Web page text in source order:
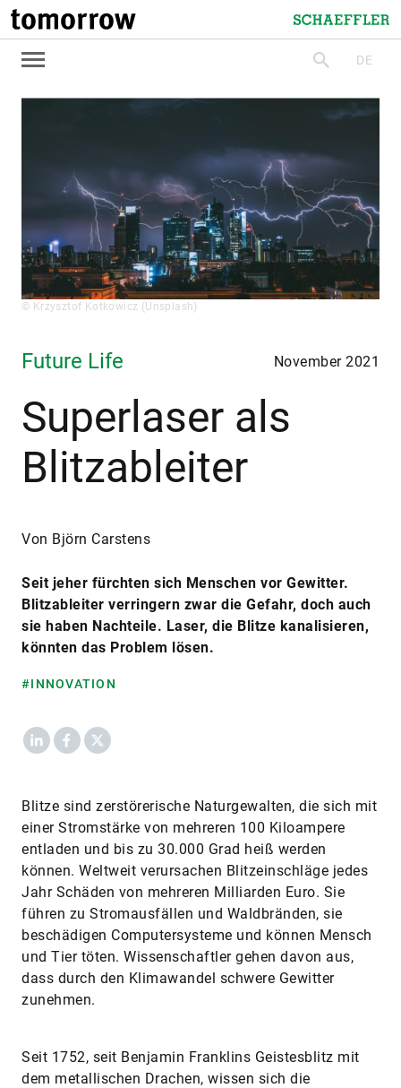
tomorrow
Schaeffler
suchenDE
© Krzysztof Kotkowicz (Unsplash)
Future Life November 2021
Superlaser als
Blitzableiter
Von Björn Carstens
Seit jeher fürchten sich Menschen vor Gewitter.
Blitzableiter verringern zwar die Gefahr, doch auch
sie haben Nachteile. Laser, die Blitze kanalisieren,
könnten das Problem lösen.
#INNOVATION
LinkedInFacebook
X
Blitze sind zerstörerische Naturgewalten, die sich mit
einer Stromstärke von mehreren 100 Kiloampere
entladen und bis zu 30.000 Grad heiß werden
können. Weltweit verursachen Blitzeinschläge jedes
Jahr Schäden von mehreren Milliarden Euro. Sie
führen zu Stromausfällen und Waldbränden, sie
beschädigen Computersysteme und können Mensch
und Tier töten. Wissenschaftler gehen davon aus,
dass durch den Klimawandel schwere Gewitter
zunehmen.
Seit 1752, seit Benjamin Franklins Geistesblitz mit
dem metallischen Drachen, wissen sich die